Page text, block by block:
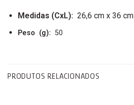
Medidas (CxL): 26,6 cm x 36 cm
Peso (g): 50
PRODUTOS RELACIONADOS